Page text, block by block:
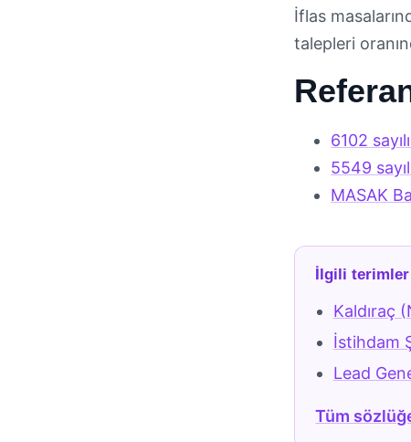
İflas
talepleri
6102
5549
MASAK
İlgili terimler
Kaldıraç
İstihdam
Lead
Tüm